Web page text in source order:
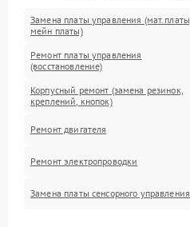
Замена платы управления (мат.платы,
мейн платы)
Ремонт платы управления
(восстановление)
Корпусный ремонт (замена резинок,
креплений, кнопок)
Ремонт двигателя
Ремонт электропроводки
Замена платы сенсорного управления